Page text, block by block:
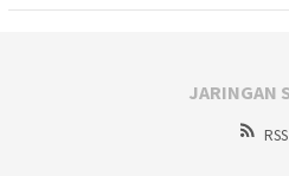
JARINGAN
RSS